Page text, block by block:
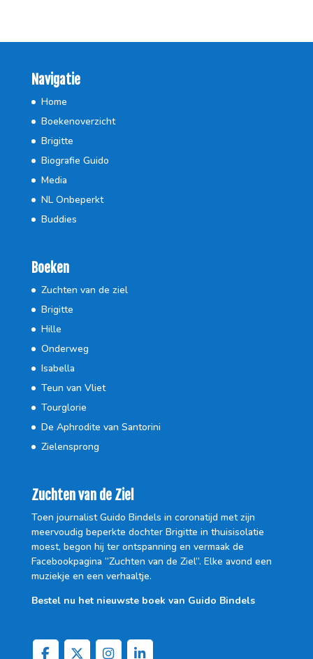
Navigatie
Home
Boekenoverzicht
Brigitte
Biografie Guido
Media
NL Onbeperkt
Buddies
Boeken
Zuchten van de ziel
Brigitte
Hille
Onderweg
Isabella
Teun van Vliet
Tourglorie
De Aphrodite van Santorini
Zielensprong
Zuchten van de Ziel
Toen journalist Guido Bindels in coronatijd met zijn
meervoudig beperkte dochter Brigitte in thuisisolatie
moest, begon hij ter ontspanning en vermaak de
Facebookpagina “Zuchten van de Ziel”. Elke avond een
muziekje en een verhaaltje.
Bestel nu het nieuwste boek van Guido Bindels